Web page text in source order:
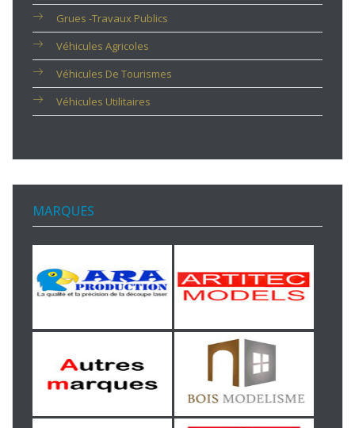
Grues -travaux Publics
Véhicules Agricoles
Véhicules De Tourismes
Véhicules Utilitaires
MARQUES